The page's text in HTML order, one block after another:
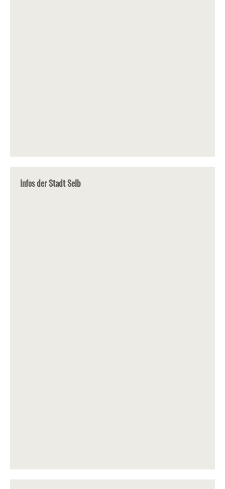
Infos der Stadt Selb